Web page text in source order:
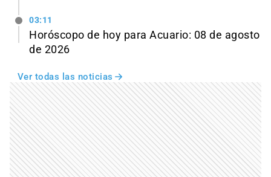
03:11
Horóscopo de hoy para Acuario: 08 de agosto
de 2026
Ver todas las noticias